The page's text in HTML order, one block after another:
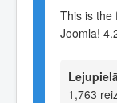
This is the
Joomla!
1,763